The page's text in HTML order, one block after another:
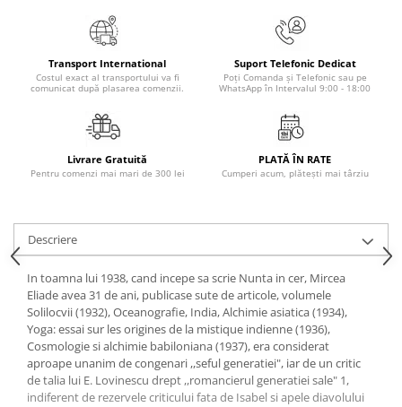
Medicina & Farmacie
SealfHealing
AudioBook
Beletristica
Biografii, Memorii, Jurnale
Carti erotice
Carti pentru Adolescenti, Young
Adult
Crime, Thriller, Mistery
Transport International
Costul exact al transportului va fi
comunicat după plasarea comenzii.
Suport Telefonic Dedicat
Poți Comanda și Telefonic sau pe
WhatsApp în Intervalul 9:00 - 18:00
Livrare Gratuită
Pentru comenzi mai mari de 300 lei
PLATĂ ÎN RATE
Cumperi acum, plătești mai târziu
Descriere
In toamna lui 1938, cand incepe sa scrie Nunta in cer, Mircea
Eliade avea 31 de ani, publicase sute de articole, volumele
Solilocvii (1932), Oceanografie, India, Alchimie asiatica (1934),
Yoga: essai sur les origines de la mistique indienne (1936),
Cosmologie si alchimie babiloniana (1937), era considerat
aproape unanim de congenari ,,seful generatiei", iar de un critic
de talia lui E. Lovinescu drept ,,romancierul generatiei sale" 1,
indiferent de rezervele criticului fata de Isabel si apele diavolului